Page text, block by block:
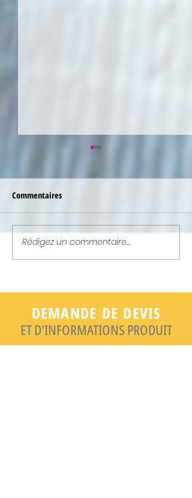
NEWSLETTER : ELLE EST EN
LIGNE !
Commentaires
Rédigez un commentaire...
DEMANDE DE DEVIS
ET D'INFORMATIONS PRODUIT